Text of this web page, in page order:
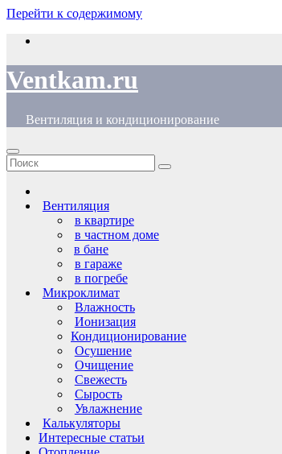
Перейти к содержимому
Ventkam.ru
Вентиляция и кондиционирование
Вентиляция
в квартире
в частном доме
в бане
в гараже
в погребе
Микроклимат
Влажность
Ионизация
Кондиционирование
Осушение
Очищение
Свежесть
Сырость
Увлажнение
Калькуляторы
Интересные статьи